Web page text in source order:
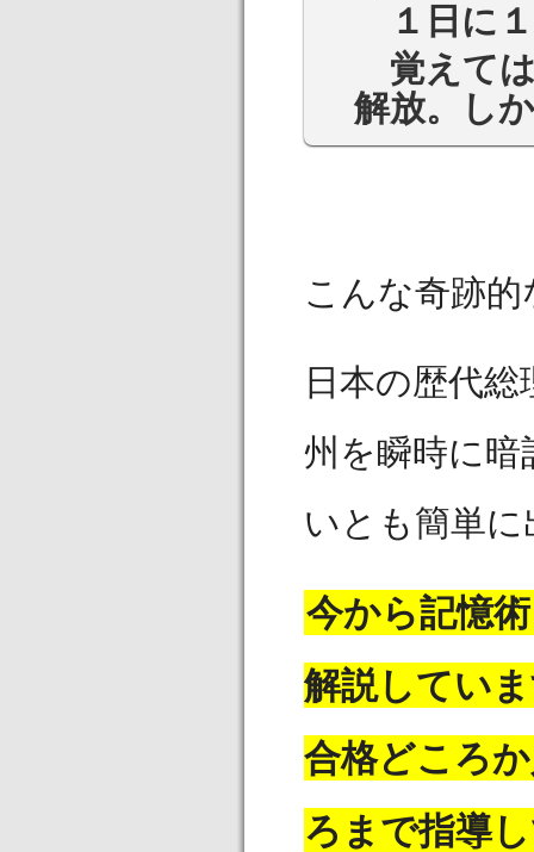
１日に１
覚えては
解放。し
こんな奇跡
日本の歴代
州を瞬時に
いとも簡単
今から記憶
解説してい
合格どころ
ろまで指導